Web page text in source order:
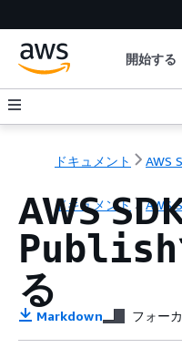
開始する
ドキュメント AWS
ドキュメント AWS
AWS
Publish
る
Markdown フォー